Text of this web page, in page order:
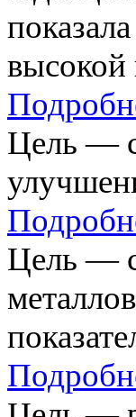
высокой
Цель —
Цель —